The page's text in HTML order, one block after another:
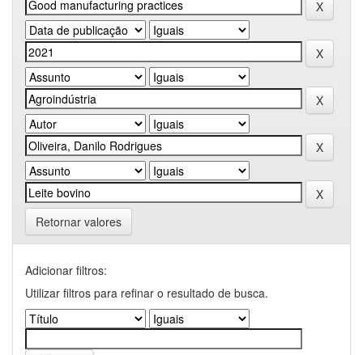
Retornar valores
Adicionar filtros:
Utilizar filtros para refinar o resultado de busca.